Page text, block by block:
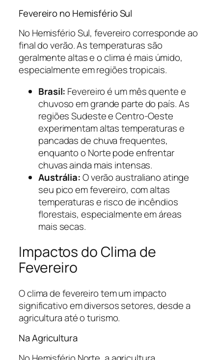
Fevereiro no Hemisfério Sul
No Hemisfério Sul, fevereiro corresponde ao
final do verão. As temperaturas são
geralmente altas e o clima é mais úmido,
especialmente em regiões tropicais.
Brasil: Fevereiro é um mês quente e
chuvoso em grande parte do país. As
regiões Sudeste e Centro-Oeste
experimentam altas temperaturas e
pancadas de chuva frequentes,
enquanto o Norte pode enfrentar
chuvas ainda mais intensas.
Austrália:O verão australiano atinge
seu pico em fevereiro, com altas
temperaturas e risco de incêndios
florestais, especialmente em áreas
mais secas.
Impactos do Clima de
Fevereiro
O clima de fevereiro tem um impacto
significativo em diversos setores, desde a
agricultura até o turismo.
Na Agricultura